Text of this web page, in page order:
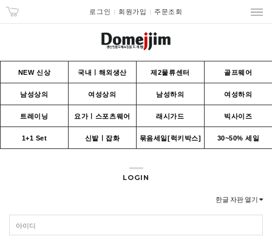
로그인 회원가입 주문조회
NEW 신상 국내ㅣ해외생산 제2물류센터 골프웨어
남성상의 여성상의 남성하의 여성하의
트레이닝 요가ㅣ스포츠웨어 래시가드 빅사이즈
1+1 Set 신발ㅣ잡화 묶음세일[럭키박스] 30~50% 세일
LOGIN
한글 자판 열기